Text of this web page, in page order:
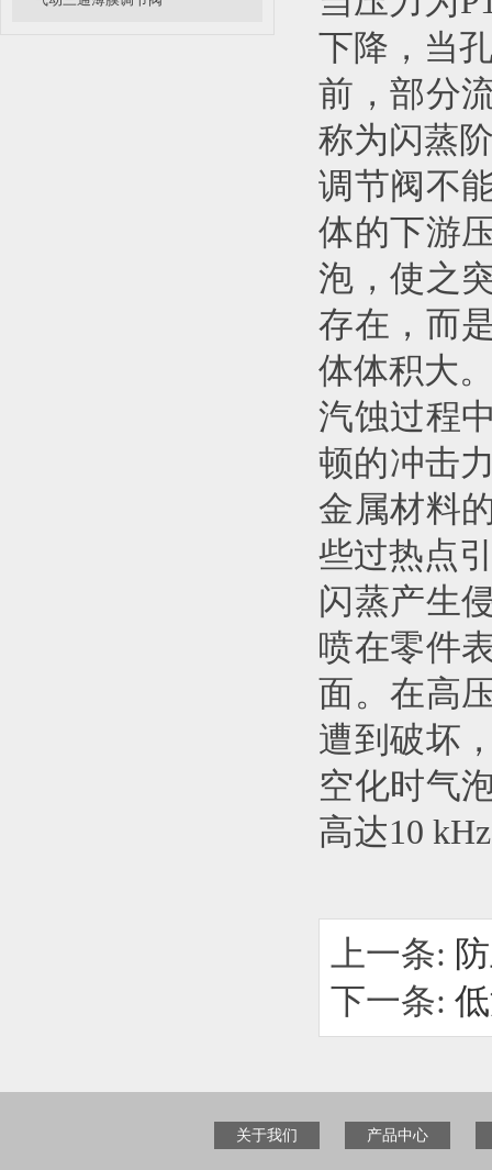
下降，当
前，部分
称为闪蒸
调节阀不
体的下游
泡，使之
存在，而
体体积大
汽蚀过程
顿的冲击
金属材料
些过热点
闪蒸产生
喷在零件
面。在高
遭到破坏
空化时气
高达10
上一条:
下一条:
关于我们 产品中心